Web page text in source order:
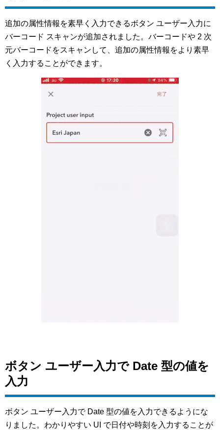
追加の属性情報を素早く入力できるボタン ユーザー入力に
バーコード スキャンが追加されました。バーコードや 2 次
元バーコードをスキャンして、追加の属性情報をより素早
く入力することができます。
ボタン ユーザー入力で Date 型の値を
入力
ボタン ユーザー入力で Date 型の値を入力できるようにな
りました。わかりやすい UI で日付や時刻を入力することが